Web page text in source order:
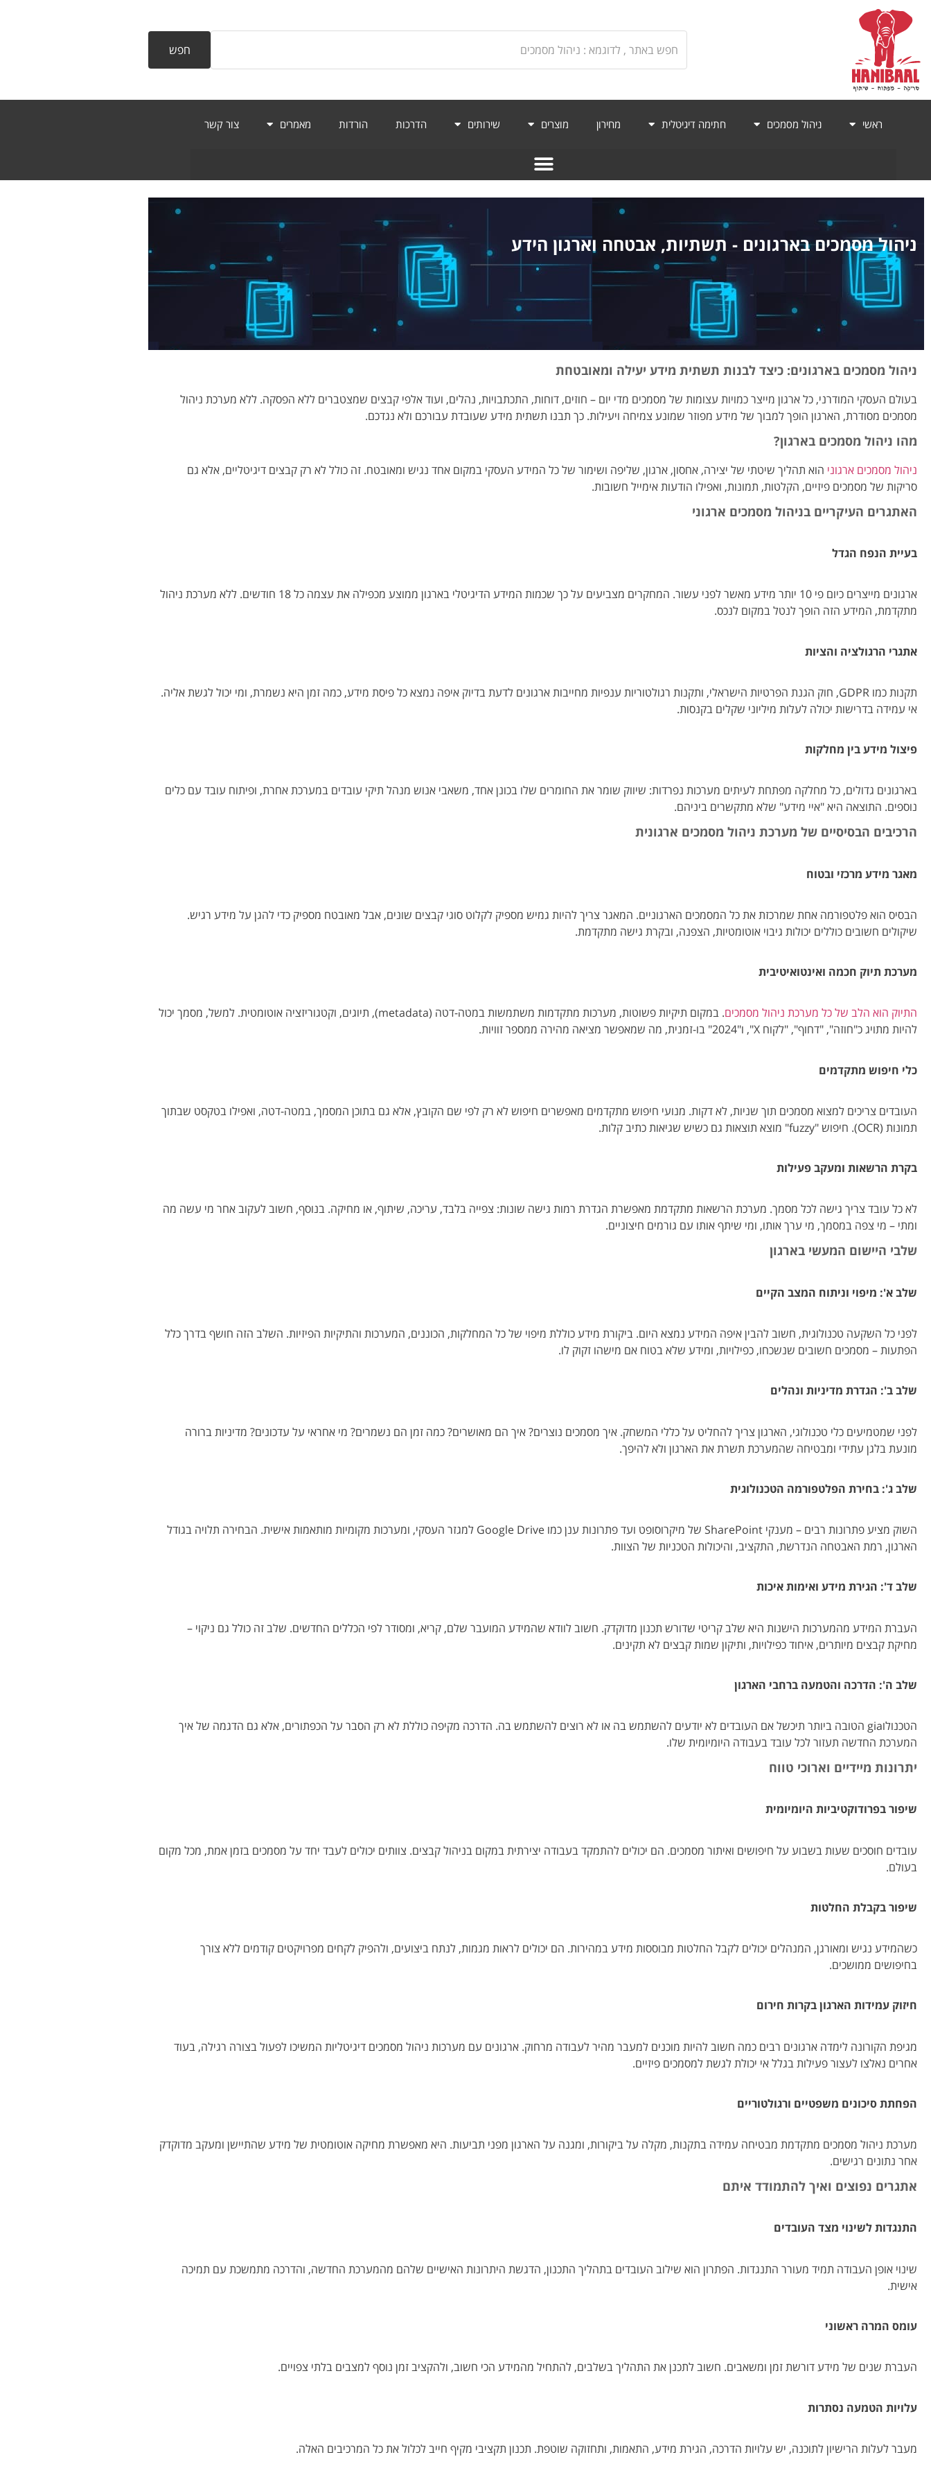
חפש
ראשי ניהול מסמכים חתימה דיגיטלית מחירון מוצרים שירותים הדרכות הורדות מאמרים צור קשר
ניהול מסמכים בארגונים - תשתיות, אבטחה וארגון הידע
ניהול מסמכים בארגונים: כיצד לבנות תשתית מידע יעילה ומאובטחת
בעולם העסקי המודרני, כל ארגון מייצר כמויות עצומות של מסמכים מדי יום – חוזים, דוחות, התכתבויות, נהלים, ועוד אלפי קבצים שמצטברים ללא הפסקה. ללא מערכת ניהול
מסמכים מסודרת, הארגון הופך למבוך של מידע מפוזר שמונע צמיחה ויעילות. כך תבנו תשתית מידע שעובדת עבורכם ולא נגדכם.
מהו ניהול מסמכים בארגון?
ניהול מסמכים ארגוני הוא תהליך שיטתי של יצירה, אחסון, ארגון, שליפה ושימור של כל המידע העסקי במקום אחד נגיש ומאובטח. זה כולל לא רק קבצים דיגיטליים, אלא גם
סריקות של מסמכים פיזיים, הקלטות, תמונות, ואפילו הודעות אימייל חשובות.
האתגרים העיקריים בניהול מסמכים ארגוני
בעיית הנפח הגדל
ארגונים מייצרים כיום פי 10 יותר מידע מאשר לפני עשור. המחקרים מצביעים על כך שכמות המידע הדיגיטלי בארגון ממוצע מכפילה את עצמה כל 18 חודשים. ללא מערכת ניהול
מתקדמת, המידע הזה הופך לנטל במקום לנכס.
אתגרי הרגולציה והציות
תקנות כמו GDPR, חוק הגנת הפרטיות הישראלי, ותקנות רגולטוריות ענפיות מחייבות ארגונים לדעת בדיוק איפה נמצא כל פיסת מידע, כמה זמן היא נשמרת, ומי יכול לגשת אליה.
אי עמידה בדרישות יכולה לעלות מיליוני שקלים בקנסות.
פיצול מידע בין מחלקות
בארגונים גדולים, כל מחלקה מפתחת לעיתים מערכות נפרדות: שיווק שומר את החומרים שלו בכונן אחד, משאבי אנוש מנהל תיקי עובדים במערכת אחרת, ופיתוח עובד עם כלים
נוספים. התוצאה היא "איי מידע" שלא מתקשרים ביניהם.
הרכיבים הבסיסיים של מערכת ניהול מסמכים ארגונית
מאגר מידע מרכזי ובטוח
הבסיס הוא פלטפורמה אחת שמרכזת את כל המסמכים הארגוניים. המאגר צריך להיות גמיש מספיק לקלוט סוגי קבצים שונים, אבל מאובטח מספיק כדי להגן על מידע רגיש.
שיקולים חשובים כוללים יכולות גיבוי אוטומטיות, הצפנה, ובקרת גישה מתקדמת.
מערכת תיוק חכמה ואינטואיטיבית
התיוק הוא הלב של כל מערכת ניהול מסמכים
. במקום תיקיות פשוטות, מערכות מתקדמות משתמשות במטה-דטה (metadata), תיוגים, וקטגוריזציה אוטומטית. למשל, מסמך יכול
להיות מתויג כ"חוזה", "דחוף", "לקוח X", ו"2024" בו-זמנית, מה שמאפשר מציאה מהירה ממספר זוויות.
כלי חיפוש מתקדמים
העובדים צריכים למצוא מסמכים תוך שניות, לא דקות. מנועי חיפוש מתקדמים מאפשרים חיפוש לא רק לפי שם הקובץ, אלא גם בתוכן המסמך, במטה-דטה, ואפילו בטקסט שבתוך
תמונות (OCR). חיפוש "fuzzy" מוצא תוצאות גם כשיש שגיאות כתיב קלות.
בקרת הרשאות ומעקב פעילות
לא כל עובד צריך גישה לכל מסמך. מערכת הרשאות מתקדמת מאפשרת הגדרת רמות גישה שונות: צפייה בלבד, עריכה, שיתוף, או מחיקה. בנוסף, חשוב לעקוב אחר מי עשה מה
ומתי – מי צפה במסמך, מי ערך אותו, ומי שיתף אותו עם גורמים חיצוניים.
שלבי היישום המעשי בארגון
שלב א': מיפוי וניתוח המצב הקיים
לפני כל השקעה טכנולוגית, חשוב להבין איפה המידע נמצא היום. ביקורת מידע כוללת מיפוי של כל המחלקות, הכוננים, המערכות והתיקיות הפיזיות. השלב הזה חושף בדרך כלל
הפתעות – מסמכים חשובים שנשכחו, כפילויות, ומידע שלא בטוח אם מישהו זקוק לו.
שלב ב': הגדרת מדיניות ונהלים
לפני שמטמיעים כלי טכנולוגי, הארגון צריך להחליט על כללי המשחק. איך מסמכים נוצרים? איך הם מאושרים? כמה זמן הם נשמרים? מי אחראי על עדכונים? מדיניות ברורה
מונעת בלגן עתידי ומבטיחה שהמערכת תשרת את הארגון ולא להיפך.
שלב ג': בחירת הפלטפורמה הטכנולוגית
השוק מציע פתרונות רבים – מענקי SharePoint של מיקרוסופט ועד פתרונות ענן כמו Google Drive למגזר העסקי, ומערכות מקומיות מותאמות אישית. הבחירה תלויה בגודל
הארגון, רמת האבטחה הנדרשת, התקציב, והיכולות הטכניות של הצוות.
שלב ד': הגירת מידע ואימות איכות
העברת המידע מהמערכות הישנות היא שלב קריטי שדורש תכנון מדוקדק. חשוב לוודא שהמידע המועבר שלם, קריא, ומסודר לפי הכללים החדשים. שלב זה כולל גם ניקוי –
מחיקת קבצים מיותרים, איחוד כפילויות, ותיקון שמות קבצים לא תקינים.
שלב ה': הדרכה והטמעה ברחבי הארגון
הטכנולוgia הטובה ביותר תיכשל אם העובדים לא יודעים להשתמש בה או לא רוצים להשתמש בה. הדרכה מקיפה כוללת לא רק הסבר על הכפתורים, אלא גם הדגמה של איך
המערכת החדשה תעזור לכל עובד בעבודה היומיומית שלו.
יתרונות מיידיים וארוכי טווח
שיפור בפרודוקטיביות היומיומית
עובדים חוסכים שעות בשבוע על חיפושים ואיתור מסמכים. הם יכולים להתמקד בעבודה יצירתית במקום בניהול קבצים. צוותים יכולים לעבד יחד על מסמכים בזמן אמת, מכל מקום
בעולם.
שיפור בקבלת החלטות
כשהמידע נגיש ומאורגן, המנהלים יכולים לקבל החלטות מבוססות מידע במהירות. הם יכולים לראות מגמות, לנתח ביצועים, ולהפיק לקחים מפרויקטים קודמים ללא צורך
בחיפושים ממושכים.
חיזוק עמידות הארגון בקרות חירום
מגיפת הקורונה לימדה ארגונים רבים כמה חשוב להיות מוכנים למעבר מהיר לעבודה מרחוק. ארגונים עם מערכות ניהול מסמכים דיגיטליות המשיכו לפעול בצורה רגילה, בעוד
אחרים נאלצו לעצור פעילות בגלל אי יכולת לגשת למסמכים פיזיים.
הפחתת סיכונים משפטיים ורגולטוריים
מערכת ניהול מסמכים מתקדמת מבטיחה עמידה בתקנות, מקלה על ביקורות, ומגנה על הארגון מפני תביעות. היא מאפשרת מחיקה אוטומטית של מידע שהתיישן ומעקב מדוקדק
אחר נתונים רגישים.
אתגרים נפוצים ואיך להתמודד איתם
התנגדות לשינוי מצד העובדים
שינוי אופן העבודה תמיד מעורר התנגדות. הפתרון הוא שילוב העובדים בתהליך התכנון, הדגשת היתרונות האישיים שלהם מהמערכת החדשה, והדרכה מתמשכת עם תמיכה
אישית.
עומס המרה ראשוני
העברת שנים של מידע דורשת זמן ומשאבים. חשוב לתכנן את התהליך בשלבים, להתחיל מהמידע הכי חשוב, ולהקציב זמן נוסף למצבים בלתי צפויים.
עלויות הטמעה נסתרות
מעבר לעלות הרישיון לתוכנה, יש עלויות הדרכה, הגירת מידע, התאמות, ותחזוקה שוטפת. תכנון תקציבי מקיף חייב לכלול את כל המרכיבים האלה.